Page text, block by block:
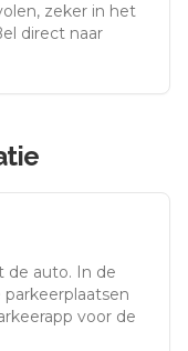
zeker in het
direct naar
de auto. In de
voor de